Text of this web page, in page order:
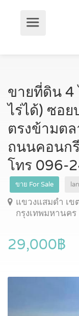
ขายที่ดิน 4
ไร่ได้) ซอย
ตรงข้ามต
ถนนคอนก
โทร 096-
ขาย For Sale
แขวงแสมดำ เข
กรุงเทพมหานคร
29,000฿